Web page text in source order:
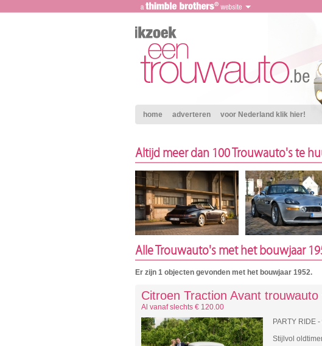
home adverteren voor Nederland klik hier!
Altijd meer dan 100 Trouwauto's te
Alle Trouwauto's met het bouwjaar
Er zijn 1 objecten gevonden met het bouwjaar 1952.
Citroen Traction Avant
Al vanaf slechts € 120.00
PARTY RIDE
Stijlvol